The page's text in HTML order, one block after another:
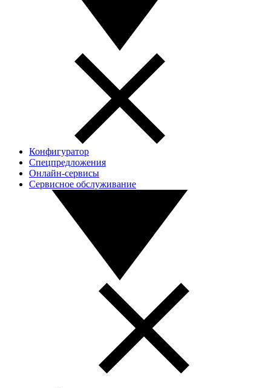
Конфигуратор
Спецпредложения
Онлайн-сервисы
Сервисное обслуживание